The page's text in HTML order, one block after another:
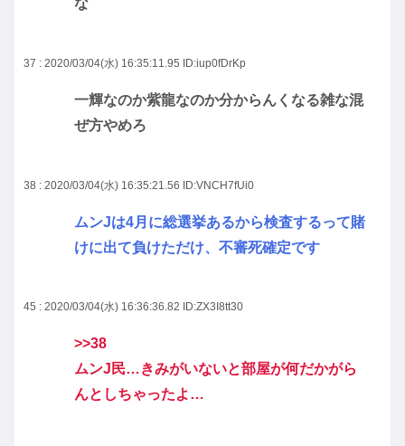
な
37 : 2020/03/04(水) 16:35:11.95 ID:iup0fDrKp
一輝なのか紫龍なのか分からんくなる雑な混
ぜ方やめろ
38 : 2020/03/04(水) 16:35:21.56 ID:VNCH7fUi0
ムンJは4月に総選挙あるから検査するって賭
けに出て負けただけ、不審死確定です
45 : 2020/03/04(水) 16:36:36.82 ID:ZX3I8tt30
>>38
ムンJ民…きみがいないと部屋が何だかがら
んとしちゃったよ…